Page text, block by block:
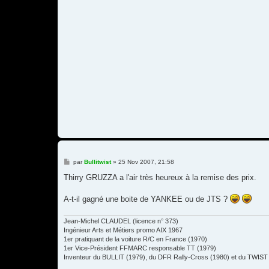
M
s
g
parBullitwist» 25 Nov 2007, 21:58
Thirry GRUZZA a l'air très heureux à la remise des prix.
A-t-il gagné une boite de YANKEE ou de JTS ?
Jean-Michel CLAUDEL (licence n° 373)
Ingénieur Arts et Métiers promo AIX 1967
1er pratiquant de la voiture R/C en France (1970)
1er Vice-Président FFMARC responsable TT (1979)
Inventeur du BULLIT (1979), du DFR Rally-Cross (1980) et du TWIST